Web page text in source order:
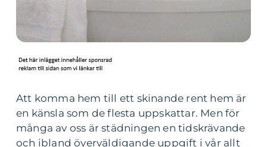
Att komma hem till ett skinande rent hem är
en känsla som de flesta uppskattar. Men för
många av oss är städningen en tidskrävande
och ibland överväldigande uppgift i vår allt